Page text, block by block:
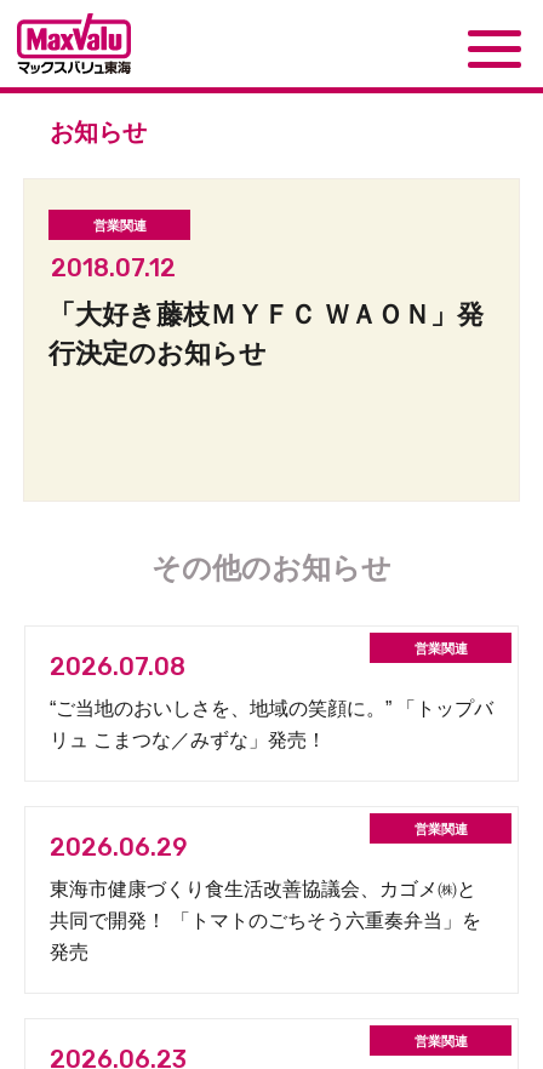
お知らせ
2018.07.12
「大好き藤枝ＭＹＦＣ ＷＡＯＮ」発
行決定のお知らせ
その他のお知らせ
2026.07.08
“ご当地のおいしさを、地域の笑顔に。” 「トップバ
リュ こまつな／みずな」発売！
2026.06.29
東海市健康づくり食生活改善協議会、カゴメ㈱と
共同で開発！ 「トマトのごちそう六重奏弁当」を
発売
2026.06.23